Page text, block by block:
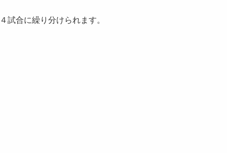
合に繰り分けられます。